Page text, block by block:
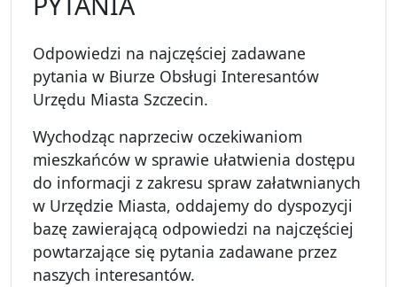
Odpowiedzi na najczęściej zadawane
pytania w Biurze Obsługi Interesantów
Urzędu Miasta Szczecin.
Wychodząc naprzeciw oczekiwaniom
mieszkańców w sprawie ułatwienia dostępu
do informacji z zakresu spraw załatwnianych
w Urzędzie Miasta, oddajemy do dyspozycji
bazę zawierającą odpowiedzi na najczęściej
powtarzające się pytania zadawane przez
naszych interesantów.